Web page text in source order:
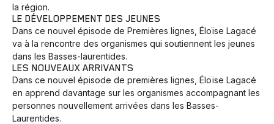
la région.
LE DÉVELOPPEMENT DES JEUNES
Dans ce nouvel épisode de Premières lignes, Éloïse Lagacé
va à la rencontre des organismes qui soutiennent les jeunes
dans les Basses-laurentides.
LES NOUVEAUX ARRIVANTS
Dans ce nouvel épisode de premières lignes, Éloïse Lagacé
en apprend davantage sur les organismes accompagnant les
personnes nouvellement arrivées dans les Basses-
Laurentides.